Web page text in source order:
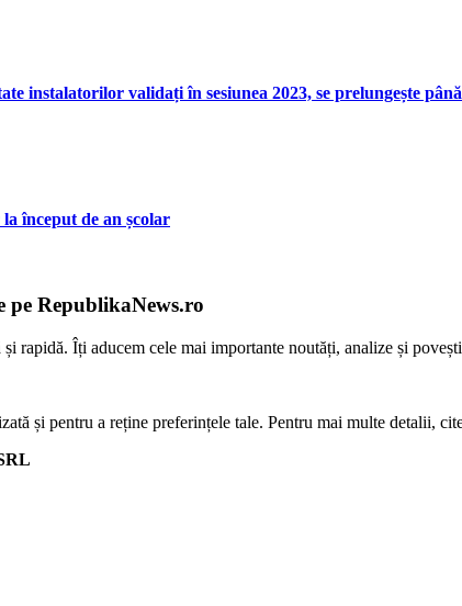
instalatorilor validați în sesiunea 2023, se prelungește
început de an școlar
pe RepublikaNews.ro
rapidă. Îți aducem cele mai importante noutăți, analize și
și pentru a reține preferințele tale. Pentru mai multe detalii,